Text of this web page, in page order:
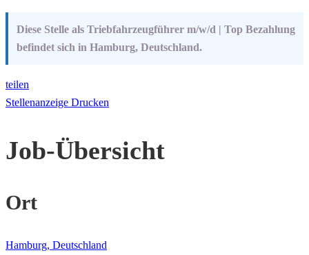
Diese Stelle als Triebfahrzeugführer m/w/d | Top Bezahlung
befindet sich in Hamburg, Deutschland.
teilen
Stellenanzeige Drucken
Job-Übersicht
Ort
Hamburg, Deutschland